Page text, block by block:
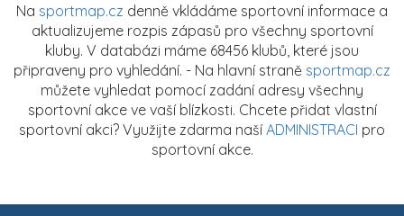
Na sportmap.cz denně vkládáme sportovní informace a
aktualizujeme rozpis zápasů pro všechny sportovní
kluby. V databázi máme 68456 klubů, které jsou
připraveny pro vyhledání. - Na hlavní straně sportmap.cz
můžete vyhledat pomocí zadání adresy všechny
sportovní akce ve vaší blízkosti. Chcete přidat vlastní
sportovní akci? Využijte zdarma naší ADMINISTRACI pro
sportovní akce.